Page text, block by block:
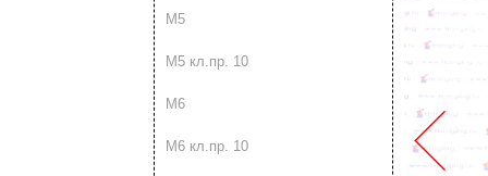
М5
М5 кл.пр. 10
М6
М6 кл.пр. 10